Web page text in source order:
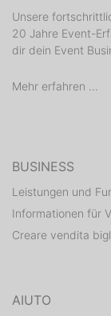
Unsere
20 Jahre Event-
dir dein Event
Mehr erfahren ...
BUSINESS
Leistungen und
Informationen für
Creare vendita
AIUTO